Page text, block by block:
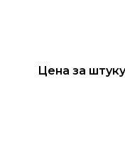
Цена за